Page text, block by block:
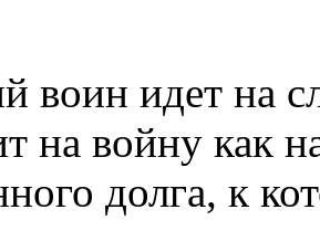
воин идет на
на войну как
долга, к